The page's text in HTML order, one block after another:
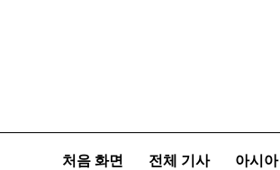
처음 화면 전체 기사 아시아